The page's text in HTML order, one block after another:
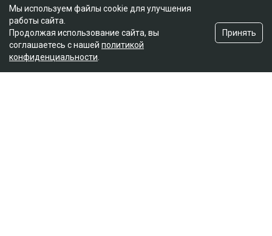
Мы используем файлы cookie для улучшения
работы сайта.
Продолжая использование сайта, вы
соглашаетесь с нашей политикой
конфиденциальности
Принять